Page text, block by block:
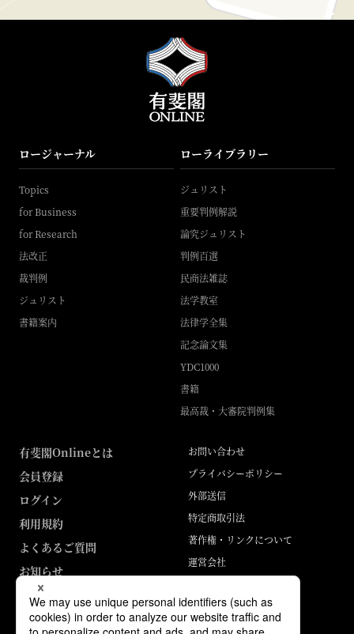
ロージャーナル
Topics
for Business
for Research
法改正
裁判例
ジュリスト
書籍案内
ローライブラリー
ジュリスト
重要判例解説
論究ジュリスト
判例百選
民商法雑誌
法学教室
法律学全集
記念論文集
YDC1000
書籍
最高裁・大審院判例集
有斐閣Onlineとは
会員登録
ログイン
利用規約
よくあるご質問
お知らせ
お問い合わせ
プライバシーポリシー
外部送信
特定商取引法
著作権・リンクについて
運営会社